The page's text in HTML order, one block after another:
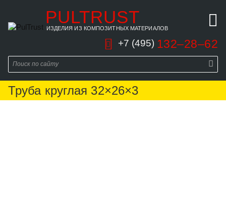
PULTRUST
ИЗДЕЛИЯ ИЗ КОМПОЗИТНЫХ МАТЕРИАЛОВ
+7 (495) 132–28–62
Труба круглая 32×26×3